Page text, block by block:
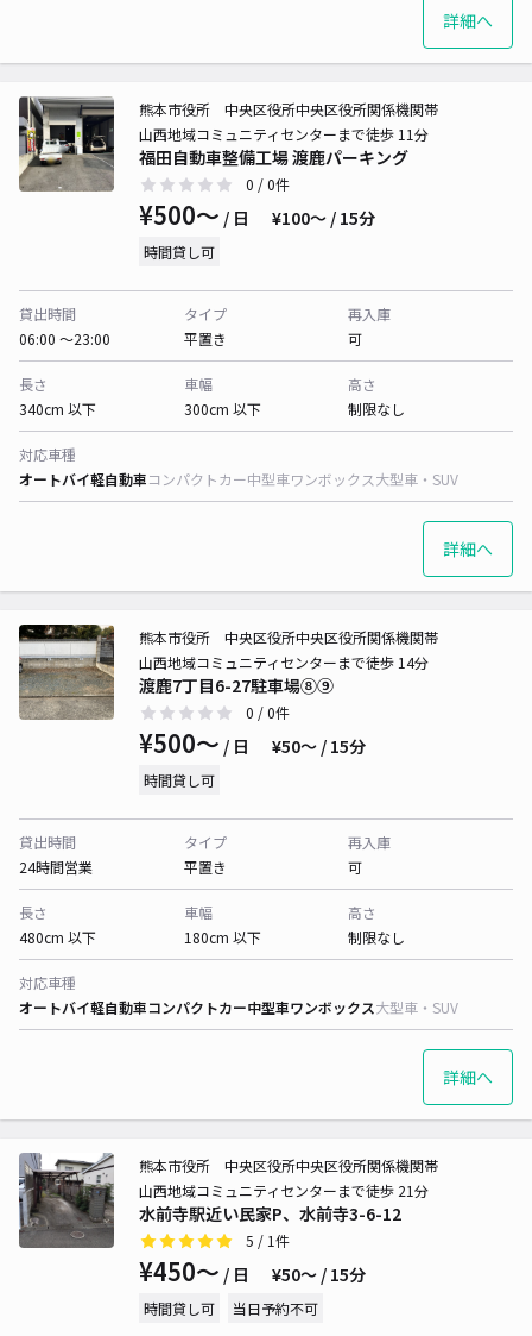
詳細へ
福田自動車整備工場 渡鹿パーキング
熊本市役所 中央区役所中央区役所関係機関帯
山西地域コミュニティセンターまで徒歩 11分
0 / 0件
¥500〜 / 日 ¥100〜 / 15分
時間貸し可
貸出時間
06:00 〜23:00
タイプ
平置き
再入庫
可
長さ
340cm 以下
車幅
300cm 以下
高さ
制限なし
対応車種
オートバイ軽自動車コンパクトカー中型車ワンボックス大型車・SUV
詳細へ
渡鹿7丁目6-27駐車場⑧⑨
熊本市役所 中央区役所中央区役所関係機関帯
山西地域コミュニティセンターまで徒歩 14分
0 / 0件
¥500〜 / 日 ¥50〜 / 15分
時間貸し可
貸出時間
24時間営業
タイプ
平置き
再入庫
可
長さ
480cm 以下
車幅
180cm 以下
高さ
制限なし
対応車種
オートバイ軽自動車コンパクトカー中型車ワンボックス大型車・SUV
詳細へ
水前寺駅近い民家P、水前寺3-6-12
熊本市役所 中央区役所中央区役所関係機関帯
山西地域コミュニティセンターまで徒歩 21分
5 / 1件
¥450〜 / 日 ¥50〜 / 15分
時間貸し可 当日予約不可